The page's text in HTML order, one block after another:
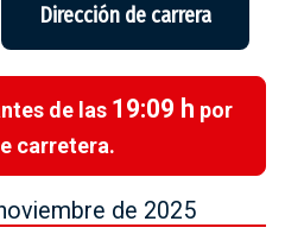
Dirección de carrera
de las 19:09 h por
carretera.
de 2025